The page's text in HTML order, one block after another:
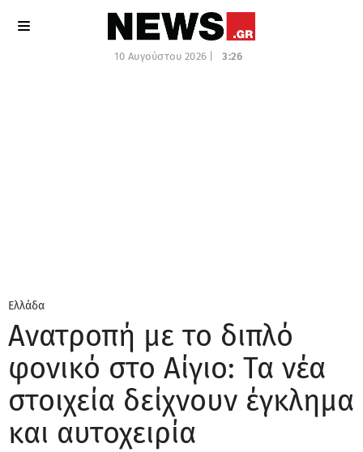
10 Αυγούστου 2026 | 3:26
Ελλάδα
Ανατροπή με το διπλό
φονικό στο Αίγιο: Τα νέα
στοιχεία δείχνουν έγκλημα
και αυτοχειρία